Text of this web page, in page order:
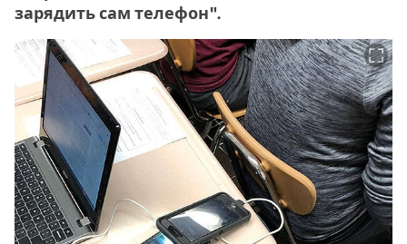
зарядить сам телефон".